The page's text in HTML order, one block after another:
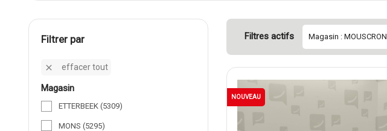
filtrer par
 effacer tout
magasin
ETTERBEEK (5309)
MONS (5295)
Filtres actifs Magasin : MOUSCRON
NOUVEAU